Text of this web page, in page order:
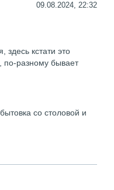
09.08.2024, 22:32
кстати это
по-разному бывает
со столовой и